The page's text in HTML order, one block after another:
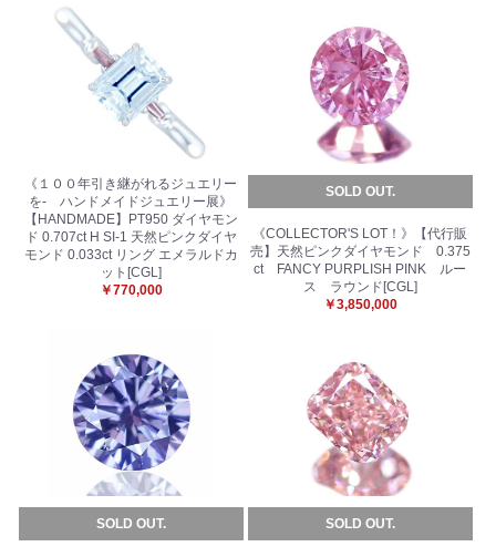
《１００年引き継がれるジュエリー
を- ハンドメイドジュエリー展》
【HANDMADE】PT950 ダイヤモン
ド 0.707ct H SI-1 天然ピンクダイヤ
モンド 0.033ct リング エメラルドカ
ット[CGL]
￥770,000
SOLD OUT.
《COLLECTOR'S LOT！》【代行販
売】天然ピンクダイヤモンド 0.375
ct FANCY PURPLISH PINK ルー
ス ラウンド[CGL]
￥3,850,000
SOLD OUT. SOLD OUT.